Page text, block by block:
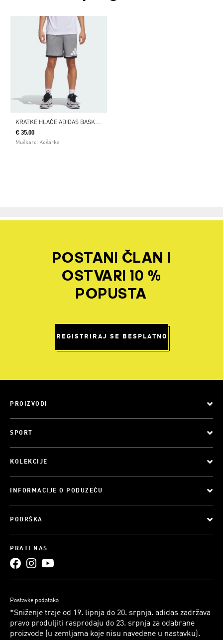
K
RATKE HLAČE ADIDAS BASKETBALL BADGE OF SPORT
€ 35.00
Muškarci Košarka
POSTANI ČLAN I
OSTVARI 10 %
POPUSTA
REGISTRIRAJ SE BESPLATNO
PROIZVODI
SPORT
KOLEKCIJE
INFORMACIJE O PODUZEĆU
PODRŠKA
PRATI NAS
Postavke podataka
*Sniženje traje od 19. lipnja do 20. srpnja. adidas zadržava
pravo produljiti rasprodaju do 23. srpnja za odabrane
proizvode (u zemljama koje nisu navedene u nastavku).